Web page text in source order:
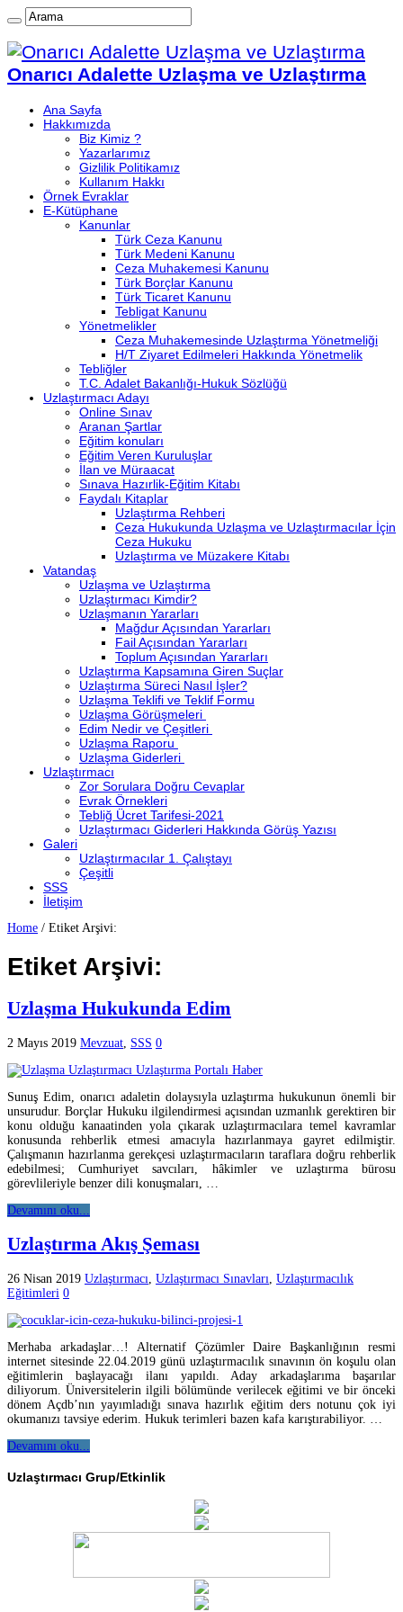
Onarıcı Adalette Uzlaşma ve Uzlaştırma
Ana Sayfa
Hakkımızda
Biz Kimiz ?
Yazarlarımız
Gizlilik Politikamız
Kullanım Hakkı
Örnek Evraklar
E-Kütüphane
Kanunlar
Türk Ceza Kanunu
Türk Medeni Kanunu
Ceza Muhakemesi Kanunu
Türk Borçlar Kanunu
Türk Ticaret Kanunu
Tebligat Kanunu
Yönetmelikler
Ceza Muhakemesinde Uzlaştırma Yönetmeliği
H/T Ziyaret Edilmeleri Hakkında Yönetmelik
Tebliğler
T.C. Adalet Bakanlığı-Hukuk Sözlüğü
Uzlaştırmacı Adayı
Online Sınav
Aranan Şartlar
Eğitim konuları
Eğitim Veren Kuruluşlar
İlan ve Müraacat
Sınava Hazırlik-Eğitim Kitabı
Faydalı Kitaplar
Uzlaştırma Rehberi
Ceza Hukukunda Uzlaşma ve Uzlaştırmacılar İçin
Ceza Hukuku
Uzlaştırma ve Müzakere Kitabı
Vatandaş
Uzlaşma ve Uzlaştırma
Uzlaştırmacı Kimdir?
Uzlaşmanın Yararları
Mağdur Açısından Yararları
Fail Açısından Yararları
Toplum Açısından Yararları
Uzlaştırma Kapsamına Giren Suçlar
Uzlaştırma Süreci Nasıl İşler?
Uzlaşma Teklifi ve Teklif Formu
Uzlaşma Görüşmeleri
Edim Nedir ve Çeşitleri
Uzlaşma Raporu
Uzlaşma Giderleri
Uzlaştırmacı
Zor Sorulara Doğru Cevaplar
Evrak Örnekleri
Tebliğ Ücret Tarifesi-2021
Uzlaştırmacı Giderleri Hakkında Görüş Yazısı
Galeri
Uzlaştırmacılar 1. Çalıştayı
Çeşitli
SSS
İletişim
Home / Etiket Arşivi:
Etiket Arşivi:
Uzlaşma Hukukunda Edim
2 Mayıs 2019 Mevzuat SSS 0
Sunuş Edim, onarıcı adaletin dolaysıyla uzlaştırma hukukunun önemli bir
unsurudur. Borçlar Hukuku ilgilendirmesi açısından uzmanlık gerektiren bir
konu olduğu kanaatinden yola çıkarak uzlaştırmacılara temel kavramlar
konusunda rehberlik etmesi amacıyla hazırlanmaya gayret edilmiştir.
Çalışmanın hazırlanma gerekçesi uzlaştırmacıların taraflara doğru rehberlik
edebilmesi; Cumhuriyet savcıları, hâkimler ve uzlaştırma bürosu
görevlileriyle benzer dili konuşmaları, …
Devamını oku...
Uzlaştırma Akış Şeması
26 Nisan 2019 Uzlaştırmacı Uzlaştırmacı Sınavları Uzlaştırmacılık
Eğitimleri 0
Merhaba arkadaşlar…! Alternatif Çözümler Daire Başkanlığının resmi
internet sitesinde 22.04.2019 günü uzlaştırmacılık sınavının ön koşulu olan
eğitimlerin başlayacağı ilanı yapıldı. Aday arkadaşlarıma başarılar
diliyorum. Üniversitelerin ilgili bölümünde verilecek eğitimi ve bir önceki
dönem Açdb’nın yayımladığı sınava hazırlık eğitim ders notunu çok iyi
okumanızı tavsiye ederim. Hukuk terimleri bazen kafa karıştırabiliyor. …
Devamını oku...
Uzlaştırmacı Grup/Etkinlik